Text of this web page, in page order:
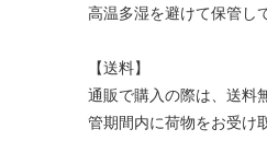
高温多湿を避けて保管し
【送料】
通販で購入の際は、送料
管期間内に荷物をお受け